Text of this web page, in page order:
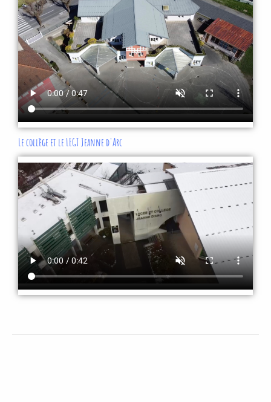
Le collège et le LEGT Jeanne d'Arc